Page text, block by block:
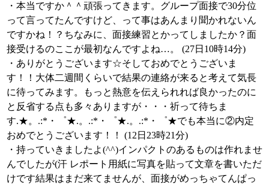
・本当ですか＾＾頑張ってきます。グループ面接で30分位
って言ってたんですけど、って事はあんまり聞かれないん
ですかね！？ちなみに、面接練習とかってしましたか？面
接受けるのここが最初なんですよね…。 (27日10時14分)
・ありがとうございます☆そしておめでとうございま
す！！大体二週間くらいで結果の連絡が来ると考えて気長
に待ってみます。もっと熱意を伝えられれば良かったのに
と反省する点も多々ありますが・・・祈って待ちま
す.★。.:*・゜★.。.:*・゜★.。.:*・゜★でも本当に②内定
おめでとうございます！！ (12日23時21分)
・持っていきましたよ(^^)インパクトのあるものは作れませ
んでしたが(汗 レポート用紙に写真を貼って文章を書いただ
けです結果はまだ来てませんが、面接がめっちゃてんぱっ